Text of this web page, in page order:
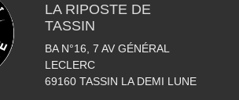
LA RIPOSTE DE
TASSIN
BA N°16, 7 AV GÉNÉRAL
LECLERC
69160 TASSIN LA DEMI LUNE